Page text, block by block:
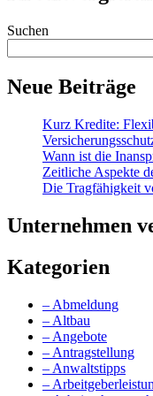
Suchen
Neue Beiträge
Kurz Kredite:
Wann ist die
Zeitliche Aspekte
Die Tragfähigkeit
Unternehmen
Kategorien
– Abmeldung
– Altbau
– Angebote
– Antragstellung
– Anwaltstipps
–